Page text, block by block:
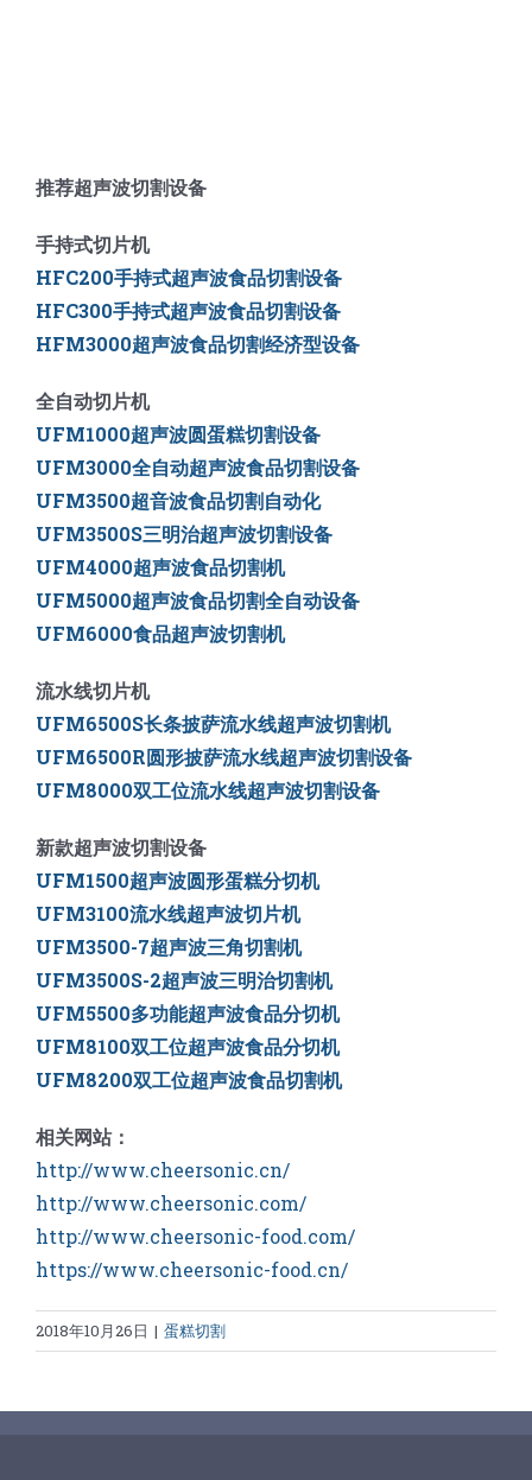
推荐超声波切割设备
手持式切片机
HFC200手持式超声波食品切割设备
HFC300手持式超声波食品切割设备
HFM3000超声波食品切割经济型设备
全自动切片机
UFM1000超声波圆蛋糕切割设备
UFM3000全自动超声波食品切割设备
UFM3500超音波食品切割自动化
UFM3500S三明治超声波切割设备
UFM4000超声波食品切割机
UFM5000超声波食品切割全自动设备
UFM6000食品超声波切割机
流水线切片机
UFM6500S长条披萨流水线超声波切割机
UFM6500R圆形披萨流水线超声波切割设备
UFM8000双工位流水线超声波切割设备
新款超声波切割设备
UFM1500超声波圆形蛋糕分切机
UFM3100流水线超声波切片机
UFM3500-7超声波三角切割机
UFM3500S-2超声波三明治切割机
UFM5500多功能超声波食品分切机
UFM8100双工位超声波食品分切机
UFM8200双工位超声波食品切割机
相关网站：
http://www.cheersonic.cn/
http://www.cheersonic.com/
http://www.cheersonic-food.com/
https://www.cheersonic-food.cn/
2018年10月26日 | 蛋糕切割